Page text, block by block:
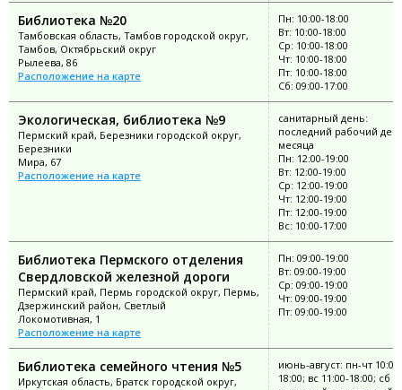
Библиотека №20
Тамбовская область, Тамбов городской округ,
Тамбов, Октябрьский округ
Рылеева, 86
Расположение на карте
Пн: 10:00-18:00
Вт: 10:00-18:00
Ср: 10:00-18:00
Чт: 10:00-18:00
Пт: 10:00-18:00
Сб: 09:00-17:00
Экологическая, библиотека №9
Пермский край, Березники городской округ,
Березники
Мира, 67
Расположение на карте
санитарный день:
последний рабочий
месяца
Пн: 12:00-19:00
Вт: 12:00-19:00
Ср: 12:00-19:00
Чт: 12:00-19:00
Пт: 12:00-19:00
Вс: 10:00-17:00
Библиотека Пермского отделения
Свердловской железной дороги
Пермский край, Пермь городской округ, Пермь,
Дзержинский район, Светлый
Локомотивная, 1
Расположение на карте
Пн: 09:00-19:00
Вт: 09:00-19:00
Ср: 09:00-19:00
Чт: 09:00-19:00
Пт: 09:00-19:00
Библиотека семейного чтения №5
Иркутская область, Братск городской округ,
июнь-август: пн-чт 10:00-
18:00; вс 11:00-18:00; сб